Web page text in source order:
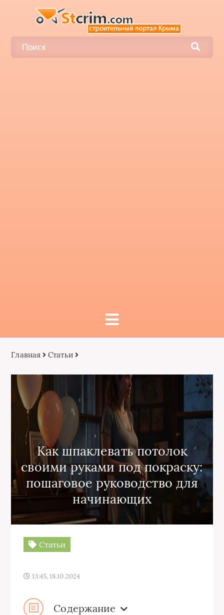
Главная Статьи
Как шпаклевать потолок
своими руками под покраску:
пошаговое руководство для
начинающих
Статьи
13:45, 18.10.2024
Содержание